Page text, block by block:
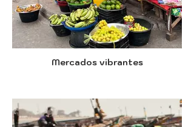
Mercados vibrantes